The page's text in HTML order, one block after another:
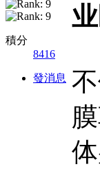
積分
8416
發消息